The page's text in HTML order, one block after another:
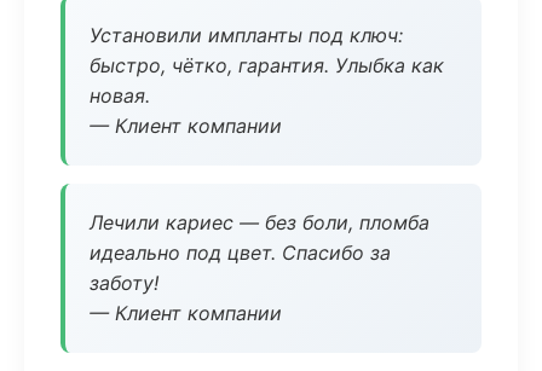
Установили импланты под ключ:
быстро, чётко, гарантия. Улыбка как
новая.
— Клиент компании
Лечили кариес — без боли, пломба
идеально под цвет. Спасибо за
заботу!
— Клиент компании